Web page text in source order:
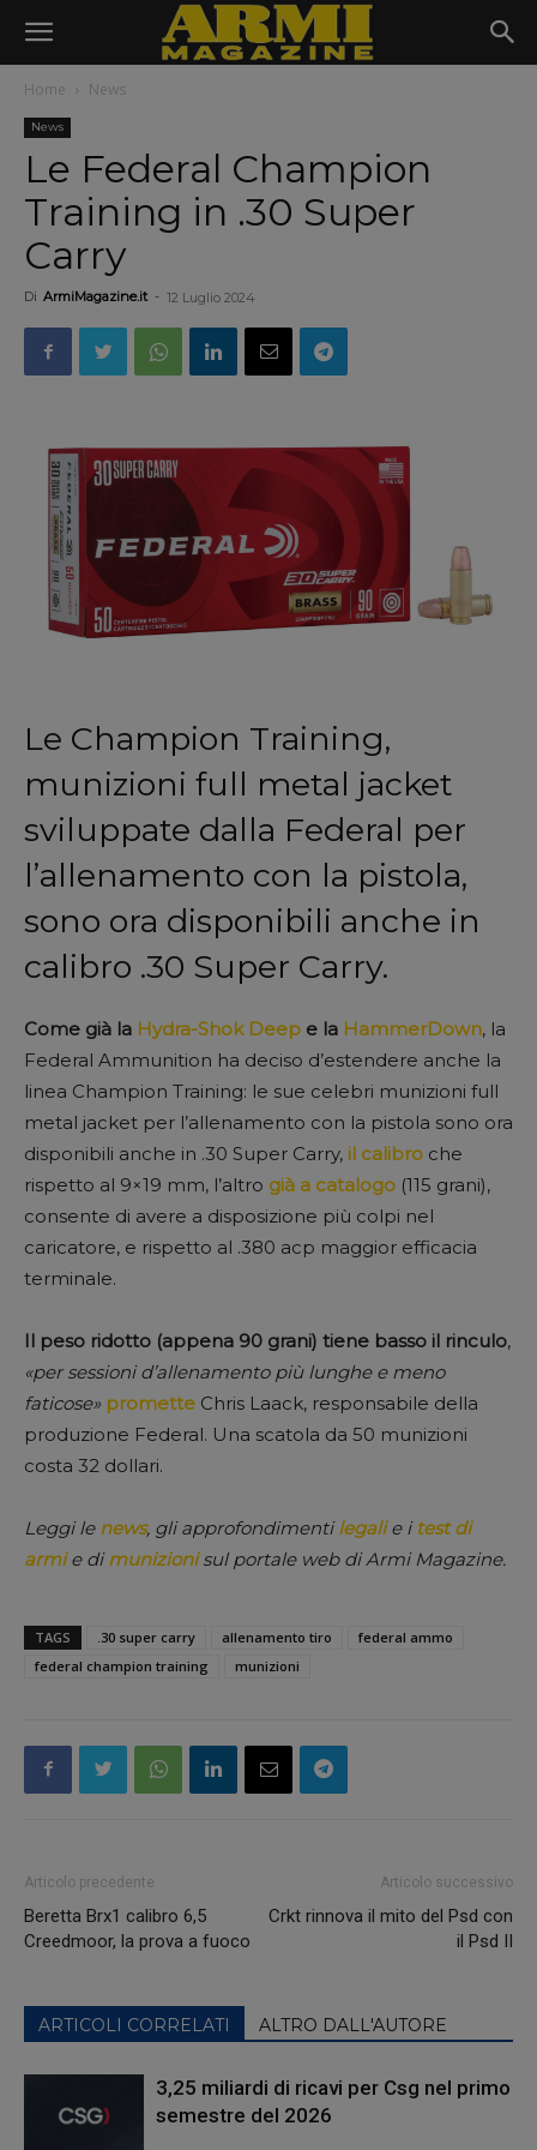
Home News
News
Le Federal Champion
Training in .30 Super
Carry
Di ArmiMagazine.it - 12 Luglio 2024
Le Champion Training,
munizioni full metal jacket
sviluppate dalla Federal per
l’allenamento con la pistola,
sono ora disponibili anche in
calibro .30 Super Carry.
Come già la Hydra-Shok Deep e la HammerDown, la
Federal Ammunition ha deciso d’estendere anche la
linea Champion Training: le sue celebri munizioni full
metal jacket per l’allenamento con la pistola sono ora
disponibili anche in .30 Super Carry, il calibro che
rispetto al 9×19 mm, l’altro già a catalogo (115 grani),
consente di avere a disposizione più colpi nel
caricatore, e rispetto al .380 acp maggior efficacia
terminale.
Il peso ridotto (appena 90 grani) tiene basso il rinculo,
«per sessioni d’allenamento più lunghe e meno
faticose» promette Chris Laack, responsabile della
produzione Federal. Una scatola da 50 munizioni
costa 32 dollari.
Leggi le news, gli approfondimentilegali e i test di
armie dimunizioni sul portale web di Armi Magazine.
TAGS .30 super carry allenamento tiro
federal ammo
federal champion training
munizioni
Articolo precedente
Beretta Brx1 calibro 6,5
Creedmoor, la prova a fuoco
Articolo successivo
Crkt rinnova il mito del Psd con
il Psd II
ARTICOLI CORRELATI ALTRO DALL'AUTORE
3,25 miliardi di ricavi per Csg nel primo
semestre del 2026